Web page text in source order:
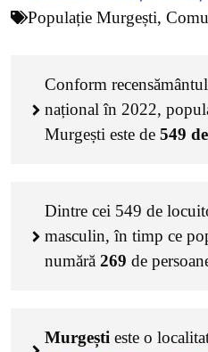
Populație Murgești,
Conform
național în 2022,
Murgești este de 549
Dintre cei 549 de
masculin, în timp ce
numără 269 de
Murgești este o